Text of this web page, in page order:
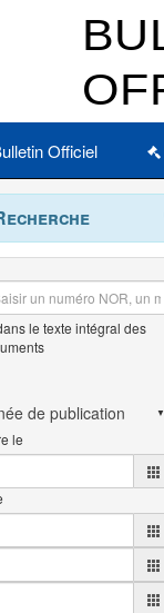
Officiel
le texte intégral des
le